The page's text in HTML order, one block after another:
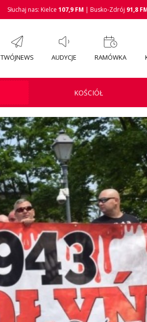
Słuchaj nas: Kielce 107,9 FM | Busko-Zdrój 91,8
TWÓJNEWS AUDYCJE RAMÓWKA
KOŚCIÓŁ